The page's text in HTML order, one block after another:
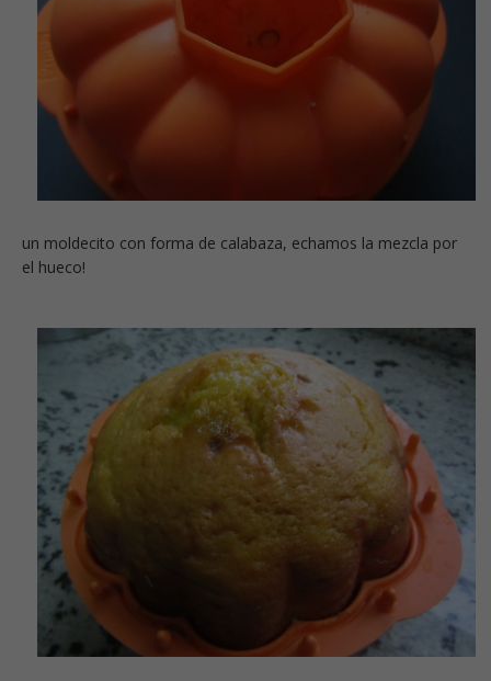
un moldecito con forma de calabaza, echamos la mezcla por
el hueco!